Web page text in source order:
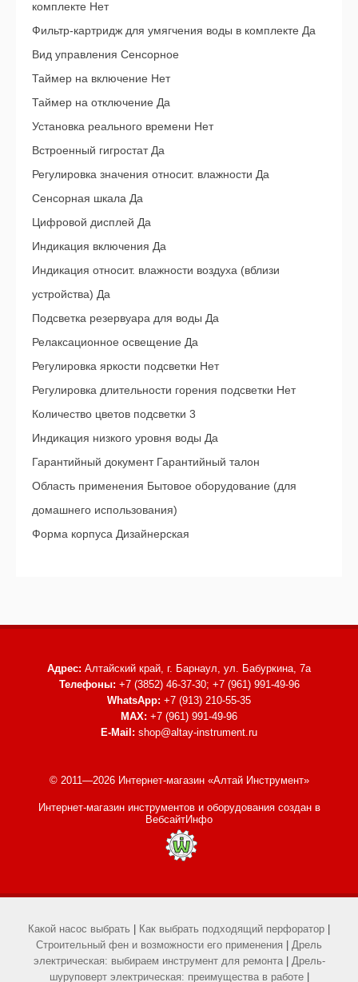
комплекте Нет
Фильтр-картридж для умягчения воды в комплекте Да
Вид управления Сенсорное
Таймер на включение Нет
Таймер на отключение Да
Установка реального времени Нет
Встроенный гигростат Да
Регулировка значения относит. влажности Да
Сенсорная шкала Да
Цифровой дисплей Да
Индикация включения Да
Индикация относит. влажности воздуха (вблизи
устройства) Да
Подсветка резервуара для воды Да
Релаксационное освещение Да
Регулировка яркости подсветки Нет
Регулировка длительности горения подсветки Нет
Количество цветов подсветки 3
Индикация низкого уровня воды Да
Гарантийный документ Гарантийный талон
Область применения Бытовое оборудование (для
домашнего использования)
Форма корпуса Дизайнерская
Адрес: Алтайский край, г. Барнаул, ул. Бабуркина, 7а
Телефоны: +7 (3852) 46-37-30; +7 (961) 991-49-96
WhatsApp: +7 (913) 210-55-35
MAX: +7 (961) 991-49-96
E-Mail: shop@altay-instrument.ru
© 2011—2026 Интернет-магазин «Алтай Инструмент»
Интернет-магазин инструментов и оборудованиясоздан в
ВебсайтИнфо
Какой насос выбрать | Как выбрать подходящий перфоратор |
Строительный фен и возможности его применения | Дрель
электрическая: выбираем инструмент для ремонта| Дрель-
шуруповерт электрическая: преимущества в работе|